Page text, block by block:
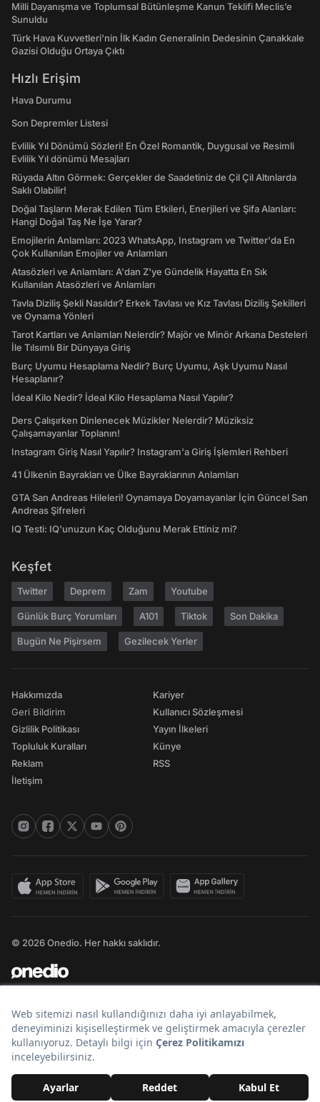
Milli Dayanışma ve Toplumsal Bütünleşme Kanun Teklifi Meclis’e
Sunuldu
Türk Hava Kuvvetleri'nin İlk Kadın Generalinin Dedesinin Çanakkale
Gazisi Olduğu Ortaya Çıktı
Hızlı Erişim
Hava Durumu
Son Depremler Listesi
Evlilik Yıl Dönümü Sözleri! En Özel Romantik, Duygusal ve Resimli
Evlilik Yıl dönümü Mesajları
Rüyada Altın Görmek: Gerçekler de Saadetiniz de Çil Çil Altınlarda
Saklı Olabilir!
Doğal Taşların Merak Edilen Tüm Etkileri, Enerjileri ve Şifa Alanları:
Hangi Doğal Taş Ne İşe Yarar?
Emojilerin Anlamları: 2023 WhatsApp, Instagram ve Twitter'da En
Çok Kullanılan Emojiler ve Anlamları
Atasözleri ve Anlamları: A'dan Z'ye Gündelik Hayatta En Sık
Kullanılan Atasözleri ve Anlamları
Tavla Diziliş Şekli Nasıldır? Erkek Tavlası ve Kız Tavlası Diziliş Şekilleri
ve Oynama Yönleri
Tarot Kartları ve Anlamları Nelerdir? Majör ve Minör Arkana Desteleri
İle Tılsımlı Bir Dünyaya Giriş
Burç Uyumu Hesaplama Nedir? Burç Uyumu, Aşk Uyumu Nasıl
Hesaplanır?
İdeal Kilo Nedir? İdeal Kilo Hesaplama Nasıl Yapılır?
Ders Çalışırken Dinlenecek Müzikler Nelerdir? Müziksiz
Çalışamayanlar Toplanın!
Instagram Giriş Nasıl Yapılır? Instagram'a Giriş İşlemleri Rehberi
41 Ülkenin Bayrakları ve Ülke Bayraklarının Anlamları
GTA San Andreas Hileleri! Oynamaya Doyamayanlar İçin Güncel San
Andreas Şifreleri
IQ Testi: IQ'unuzun Kaç Olduğunu Merak Ettiniz mi?
Keşfet
Twitter Deprem Zam Youtube
Günlük Burç Yorumları A101 Tiktok Son Dakika
Bugün Ne Pişirsem Gezilecek Yerler
Hakkımızda
Geri Bildirim
Gizlilik Politikası
Topluluk Kuralları
Reklam
İletişim
Kariyer
Kullanıcı Sözleşmesi
Yayın İlkeleri
Künye
RSS
© 2026 Onedio. Her hakkı saklıdır.
Bir markasıdır.